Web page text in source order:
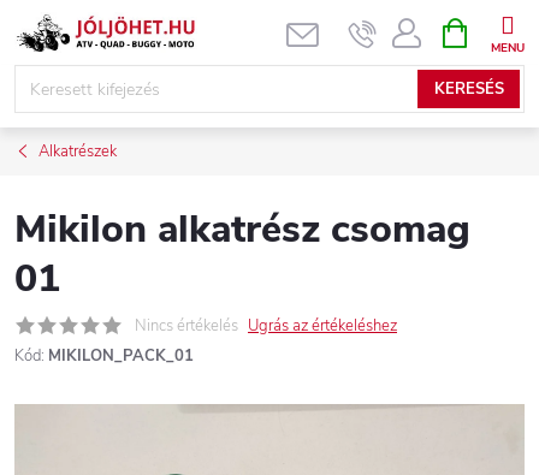
Ugrás
KERESÉS
KOSÁR
Alkatrészek
Mikilon alkatrész csomag
01
Nincs értékelés Ugrás az értékeléshez
Kód: MIKILON_PACK_01